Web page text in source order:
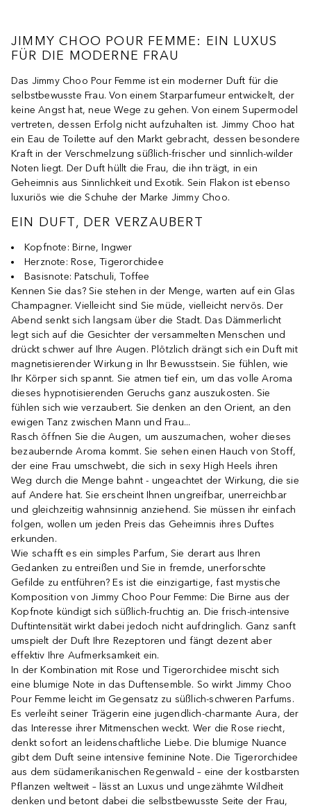
JIMMY CHOO POUR FEMME: EIN LUXUS
FÜR DIE MODERNE FRAU
Das Jimmy Choo Pour Femme ist ein moderner Duft für die
selbstbewusste Frau. Von einem Starparfumeur entwickelt, der
keine Angst hat, neue Wege zu gehen. Von einem Supermodel
vertreten, dessen Erfolg nicht aufzuhalten ist. Jimmy Choo hat
ein Eau de Toilette auf den Markt gebracht, dessen besondere
Kraft in der Verschmelzung süßlich-frischer und sinnlich-wilder
Noten liegt. Der Duft hüllt die Frau, die ihn trägt, in ein
Geheimnis aus Sinnlichkeit und Exotik. Sein Flakon ist ebenso
luxuriös wie die Schuhe der Marke Jimmy Choo.
EIN DUFT, DER VERZAUBERT
Kopfnote: Birne, Ingwer
Herznote: Rose, Tigerorchidee
Basisnote: Patschuli, Toffee
Kennen Sie das? Sie stehen in der Menge, warten auf ein Glas
Champagner. Vielleicht sind Sie müde, vielleicht nervös. Der
Abend senkt sich langsam über die Stadt. Das Dämmerlicht
legt sich auf die Gesichter der versammelten Menschen und
drückt schwer auf Ihre Augen. Plötzlich drängt sich ein Duft mit
magnetisierender Wirkung in Ihr Bewusstsein. Sie fühlen, wie
Ihr Körper sich spannt. Sie atmen tief ein, um das volle Aroma
dieses hypnotisierenden Geruchs ganz auszukosten. Sie
fühlen sich wie verzaubert. Sie denken an den Orient, an den
ewigen Tanz zwischen Mann und Frau...
Rasch öffnen Sie die Augen, um auszumachen, woher dieses
bezaubernde Aroma kommt. Sie sehen einen Hauch von Stoff,
der eine Frau umschwebt, die sich in sexy High Heels ihren
Weg durch die Menge bahnt - ungeachtet der Wirkung, die sie
auf Andere hat. Sie erscheint Ihnen ungreifbar, unerreichbar
und gleichzeitig wahnsinnig anziehend. Sie müssen ihr einfach
folgen, wollen um jeden Preis das Geheimnis ihres Duftes
erkunden.
Wie schafft es ein simples Parfum, Sie derart aus Ihren
Gedanken zu entreißen und Sie in fremde, unerforschte
Gefilde zu entführen? Es ist die einzigartige, fast mystische
Komposition von Jimmy Choo Pour Femme: Die Birne aus der
Kopfnote kündigt sich süßlich-fruchtig an. Die frisch-intensive
Duftintensität wirkt dabei jedoch nicht aufdringlich. Ganz sanft
umspielt der Duft Ihre Rezeptoren und fängt dezent aber
effektiv Ihre Aufmerksamkeit ein.
In der Kombination mit Rose und Tigerorchidee mischt sich
eine blumige Note in das Duftensemble. So wirkt Jimmy Choo
Pour Femme leicht im Gegensatz zu süßlich-schweren Parfums.
Es verleiht seiner Trägerin eine jugendlich-charmante Aura, der
das Interesse ihrer Mitmenschen weckt. Wer die Rose riecht,
denkt sofort an leidenschaftliche Liebe. Die blumige Nuance
gibt dem Duft seine intensive feminine Note. Die Tigerorchidee
aus dem südamerikanischen Regenwald – eine der kostbarsten
Pflanzen weltweit – lässt an Luxus und ungezähmte Wildheit
denken und betont dabei die selbstbewusste Seite der Frau,